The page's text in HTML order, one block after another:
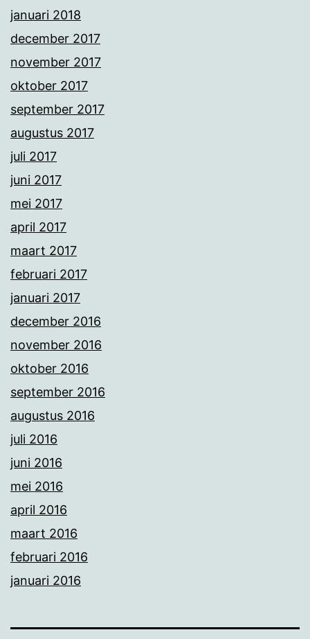
januari 2018
december 2017
november 2017
oktober 2017
september 2017
augustus 2017
juli 2017
juni 2017
mei 2017
april 2017
maart 2017
februari 2017
januari 2017
december 2016
november 2016
oktober 2016
september 2016
augustus 2016
juli 2016
juni 2016
mei 2016
april 2016
maart 2016
februari 2016
januari 2016